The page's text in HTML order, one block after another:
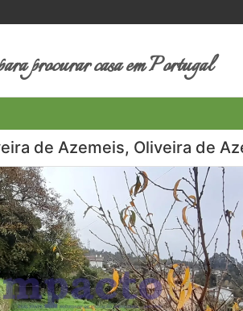
procurar casa em Portugal
de Azemeis, Oliveira de